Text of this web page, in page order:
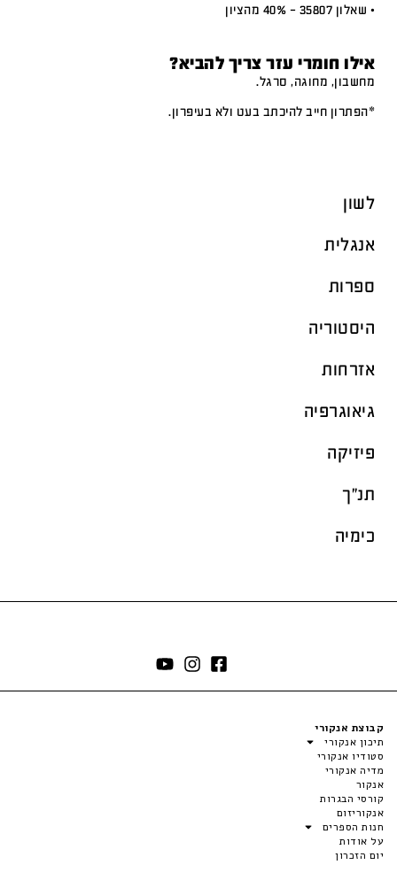
• שאלון 35807 – 40% מהציון
אילו חומרי עזר צריך להביא?
מחשבון, מחוגה, סרגל.
*הפתרון חייב להיכתב בעט ולא בעיפרון.
לשון
אנגלית
ספרות
היסטוריה
אזרחות
גיאוגרפיה
פיזיקה
תנ"ך
כימיה
קבוצת אנקורי
תיכון אנקורי
סטודיו אנקורי
מדיה אנקורי
אנקור
קורסי הבגרות
אנקוריזום
חנות הספרים
על אודות
יום הזכרון